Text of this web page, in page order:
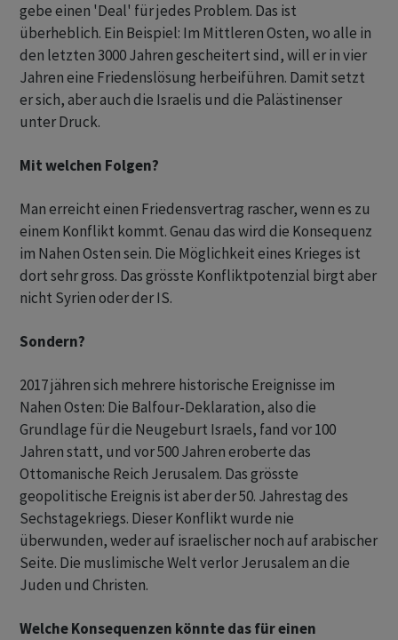
gebe einen 'Deal' für jedes Problem. Das ist
überheblich. Ein Beispiel: Im Mittleren Osten, wo alle in
den letzten 3000 Jahren gescheitert sind, will er in vier
Jahren eine Friedenslösung herbeiführen. Damit setzt
er sich, aber auch die Israelis und die Palästinenser
unter Druck.
Mit welchen Folgen?
Man erreicht einen Friedensvertrag rascher, wenn es zu
einem Konflikt kommt. Genau das wird die Konsequenz
im Nahen Osten sein. Die Möglichkeit eines Krieges ist
dort sehr gross. Das grösste Konfliktpotenzial birgt aber
nicht Syrien oder der IS.
Sondern?
2017 jähren sich mehrere historische Ereignisse im
Nahen Osten: Die Balfour-Deklaration, also die
Grundlage für die Neugeburt Israels, fand vor 100
Jahren statt, und vor 500 Jahren eroberte das
Ottomanische Reich Jerusalem. Das grösste
geopolitische Ereignis ist aber der 50. Jahrestag des
Sechstagekriegs. Dieser Konflikt wurde nie
überwunden, weder auf israelischer noch auf arabischer
Seite. Die muslimische Welt verlor Jerusalem an die
Juden und Christen.
Welche Konsequenzen könnte das für einen